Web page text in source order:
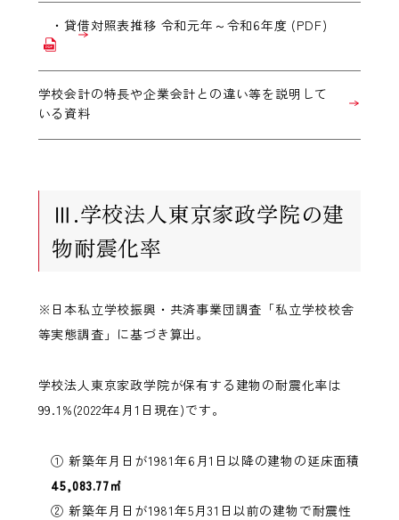
・貸借対照表推移 令和元年～令和6年度 (PDF)
学校会計の特長や企業会計との違い等を説明して
いる資料
Ⅲ.学校法人東京家政学院の建
物耐震化率
※日本私立学校振興・共済事業団調査「私立学校校舎
等実態調査」に基づき算出。
学校法人東京家政学院が保有する建物の耐震化率は
99.1%(2022年4月1日現在)です。
① 新築年月日が1981年6月1日以降の建物の延床面積
45,083.77㎡
② 新築年月日が1981年5月31日以前の建物で耐震性